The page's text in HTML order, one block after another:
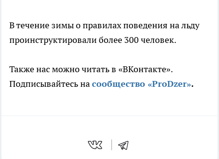
В течение зимы о правилах поведения на льду
проинструктировали более 300 человек.
Также нас можно читать в «ВКонтакте».
Подписывайтесь насообщество «ProDzer».